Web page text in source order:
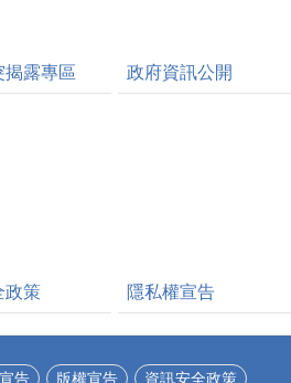
揭露專區 政府資訊公開
政策 隱私權宣告
告 版權宣告 資訊安全政策